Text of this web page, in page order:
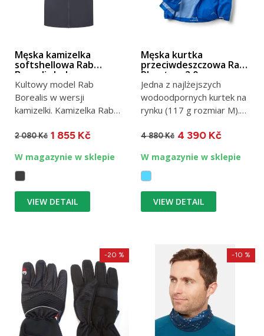
Męska kamizelka
softshellowa Rab
Borealis beluga
Kultowy model Rab
Borealis w wersji
kamizelki. Kamizelka Rab
kurtka o tej...
2 080 Kč 1 855 Kč
W magazynie w sklepie
VIEW DETAIL
Męska kurtka
przeciwdeszczowa Rab
Phantom 2.0
Jedna z najlżejszych
wodoodpornych kurtek na
rynku (117 g rozmiar M).
4 880 Kč 4 390 Kč
W magazynie w sklepie
VIEW DETAIL
-20 % -10 %